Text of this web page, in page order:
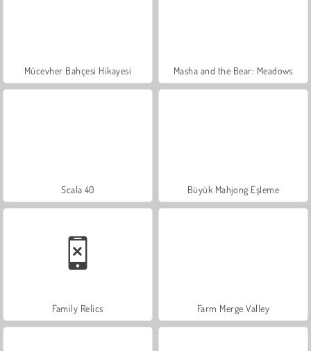
Mücevher Bahçesi Hikayesi Masha and the Bear: Meadows
Scala 40 Büyük Mahjong Eşleme
Family Relics Farm Merge Valley